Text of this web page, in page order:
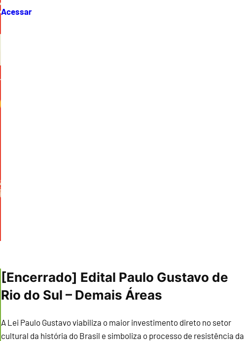
Acessar
[Encerrado] Edital Paulo Gustavo de
Rio do Sul – Demais Áreas
A Lei Paulo Gustavo viabiliza o maior investimento direto no setor
cultural da história do Brasil e simboliza o processo de resistência da